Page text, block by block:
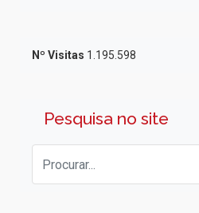
Nº Visitas 1.195.598
Pesquisa no site